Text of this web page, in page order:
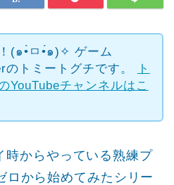
(๑•̀ㅁ•́๑)✧ ゲーム
のトミートグチです。
ト
YouTubeチャンネルはこ
からやっている熟練プ
ロから始めてみたシリー